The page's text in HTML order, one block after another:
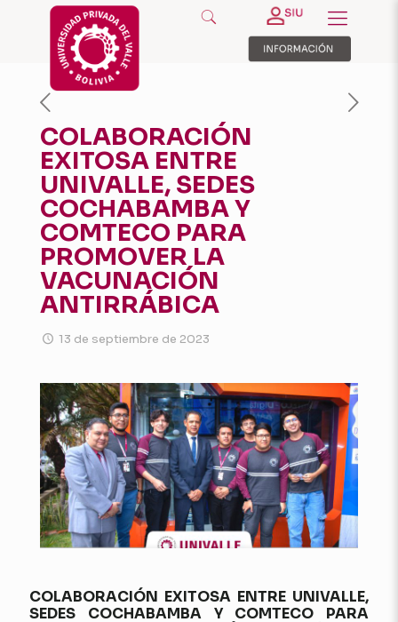
COLABORACIÓN
EXITOSA ENTRE
UNIVALLE, SEDES
COCHABAMBA Y
COMTECO PARA
PROMOVER LA
VACUNACIÓN
ANTIRRÁBICA
13 de septiembre de 2023
COLABORACIÓN EXITOSA ENTRE UNIVALLE,
SEDES COCHABAMBA Y COMTECO PARA